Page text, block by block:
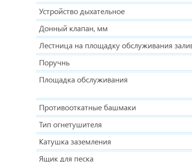
Устройство дыхательное
Донный клапан, мм
Лестница на площадку обслуживания
Поручнь
Площадка обслуживания
Противооткатные башмаки
Тип огнетушителя
Катушка заземления
Ящик для песка